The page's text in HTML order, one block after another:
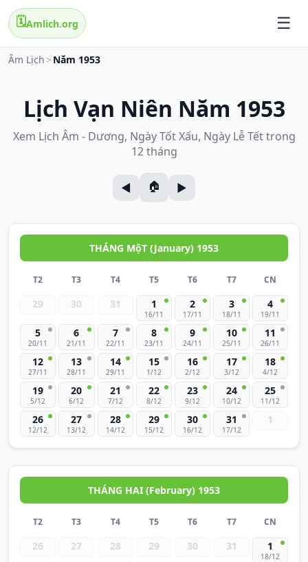
🗓️Amlich.org
Âm Lịch > Năm 1953
Lịch Vạn Niên Năm 1953
Xem Lịch Âm - Dương, Ngày Tốt Xấu, Ngày Lễ Tết trong
12 tháng
THÁNG MộT (January) 1953
T2 T3 T4 T5 T6 T7 CN
29 30 31 1
16/11
2
17/11
3
18/11
4
19/11
5
20/11
6
21/11
7
22/11
8
23/11
9
24/11
10
25/11
11
26/11
12
27/11
13
28/11
14
29/11
15
1/12
16
2/12
17
3/12
18
4/12
19
5/12
20
6/12
21
7/12
22
8/12
23
9/12
24
10/12
25
11/12
26
12/12
27
13/12
28
14/12
29
15/12
30
16/12
31
17/12
1
THÁNG HAI (February) 1953
T2 T3 T4 T5 T6 T7 CN
26 27 28 29 30 31 1
18/12